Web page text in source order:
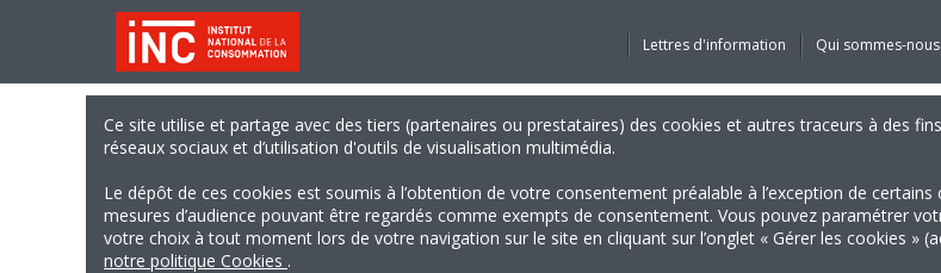
Lettres d'information Qui sommes-nous
Ce site utilise et partage avec des tiers (partenaires ou prestataires) des cookies et autres traceurs à des
réseaux sociaux et d’utilisation d'outils de visualisation multimédia.
Le dépôt de ces cookies est soumis à l’obtention de votre consentement préalable à l’exception de
mesures d’audience pouvant être regardés comme exempts de consentement. Vous pouvez paramétrer
votre choix à tout moment lors de votre navigation sur le site en cliquant sur l’onglet « Gérer les cookies »
notre politique Cookies .